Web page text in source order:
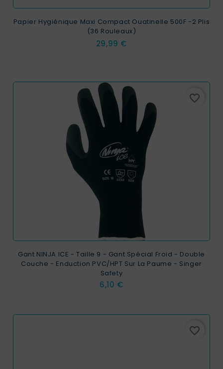
Papier Hygiénique Maxi Compact Ouatinelle 500F -2 Plis
(36 Rouleaux)
Prix
29,99 €
favorite_border
Gant NINJA ICE - Taille 9 - Gant Spécial Froid - Double
Couche - Enduction PVC/HPT Sur La Paume - Singer
Safety
Prix
6,10 €
favorite_border